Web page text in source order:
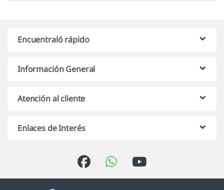
Encuentraló rápido
Información General
Atención al cliente
Enlaces de Interés